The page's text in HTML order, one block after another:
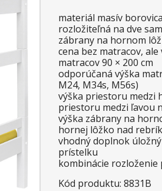
materiál masív
rozložiteľná na dve
zábrany na hornom
cena bez matracov,
matracov 90 × 200 cm
odporúčaná výška
M24, M34s, M56s)
výška priestoru medzi
priestoru medzi ľavou
výška zábrany na
hornej lôžko nad
vhodný doplnok
prístelku
kombinácie
Kód produktu: 8831B